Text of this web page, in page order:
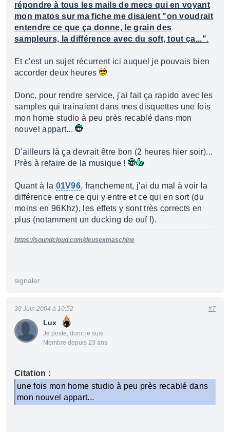
répondre à tous les mails de mecs qui en voyant
mon matos sur ma fiche me disaient "on voudrait
entendre ce que ça donne, le grain des
sampleurs, la différence avec du soft, tout ça...".
Et c'est un sujet récurrent ici auquel je pouvais bien
accorder deux heures
Donc, pour rendre service, j'ai fait ça rapido avec les
samples qui trainaient dans mes disquettes une fois
mon home studio à peu près recablé dans mon
nouvel appart...
D'ailleurs là ça devrait être bon (2 heures hier soir)...
Près à refaire de la musique !
Quant à la 01V96, franchement, j'ai du mal à voir la
différence entre ce qui y entre et ce qui en sort (du
moins en 96Khz), les effets y sont très corrects en
plus (notamment un ducking de ouf !).
https://soundcloud.com/deusexmaschine
signaler
Lux
Je poste, donc je suis
Membre depuis 23 ans
30 Juin 2004 à 10:52 #7
Citation :
une fois mon home studio à peu près recablé dans
mon nouvel appart...